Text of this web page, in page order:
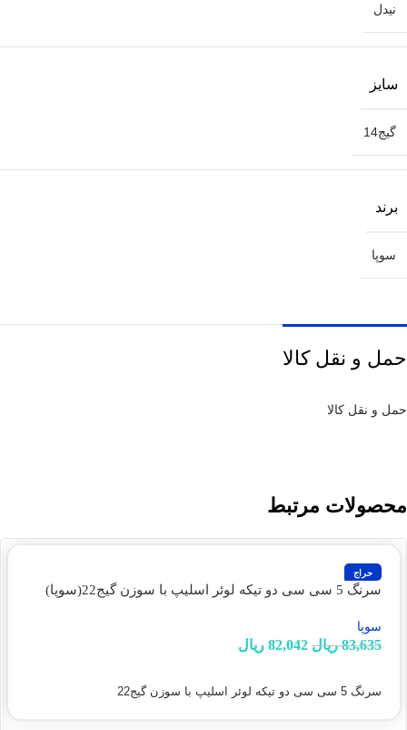
نیدل
سایز
گیج14
برند
سوپا
حمل و نقل کالا
حمل و نقل کالا
محصولات مرتبط
حراج
سرنگ 5 سی سی دو تیکه لوئر اسلیپ با سوزن گیج22(سوپا)
سوپا
83,635 ریال 82,042 ریال
سرنگ 5 سی سی دو تیکه لوئر اسلیپ با سوزن گیج22